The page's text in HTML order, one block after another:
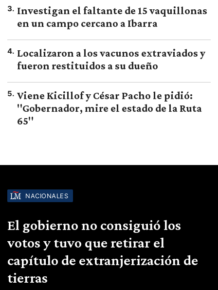
3. Investigan el faltante de 15 vaquillonas
en un campo cercano a Ibarra
4. Localizaron a los vacunos extraviados y
fueron restituidos a su dueño
5. Viene Kicillof y César Pacho le pidió:
"Gobernador, mire el estado de la Ruta
65"
NACIONALES
El gobierno no consiguió los
votos y tuvo que retirar el
capítulo de extranjerización de
tierras